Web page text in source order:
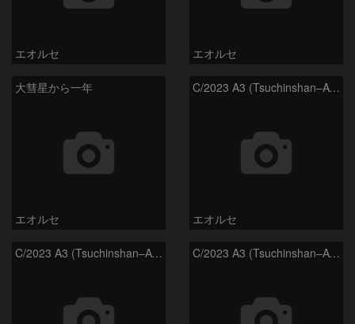
エオルセ エオルセ
大彗星から一年
エオルセ
C/2023 A3 (Tsuchinshan–ATLAS)
エオルセ
C/2023 A3 (Tsuchinshan–ATLAS) C/2023 A3 (Tsuchinshan–ATLAS)